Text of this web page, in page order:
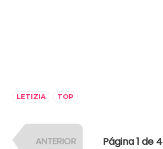
LETIZIA TOP
ANTERIOR Página 1 de 4